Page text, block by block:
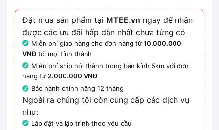
Đặt mua sản phẩm tại MTEE.vn ngay để nhận
được các ưu đãi hấp dẫn nhất chưa từng có
Miễn phí giao hàng cho đơn hàng từ10.000.000
VNĐ tới mọi tỉnh thành
Miễn phí ship nội thành trong bán kính 5km với đơn
hàng từ2.000.000 VNĐ
Bảo hành chính hãng 12 tháng
Ngoài ra chúng tôi còn cung cấp các dịch vụ
như:
Lắp đặt và lập trình theo yêu cầu